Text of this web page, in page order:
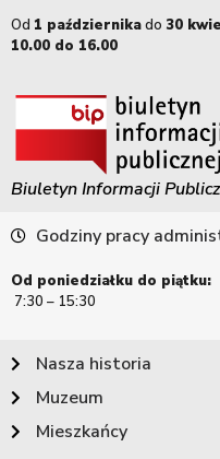
Od 1 październikado 30
10.00 do 16.00
Biuletyn Informacji
Godziny pracy
Od poniedziałku do piątku:
7:30 – 15:30
Nasza historia
Muzeum
Mieszkańcy